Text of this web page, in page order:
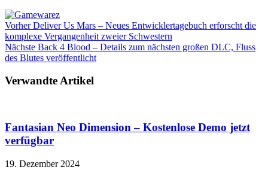
VorherDeliver Us Mars – Neues Entwicklertagebuch erforscht die
komplexe Vergangenheit zweier Schwestern
Nächste Back 4 Blood – Details zum nächsten großen DLC, Fluss
des Blutes veröffentlicht
Verwandte Artikel
Fantasian Neo Dimension – Kostenlose Demo jetzt
verfügbar
19. Dezember 2024